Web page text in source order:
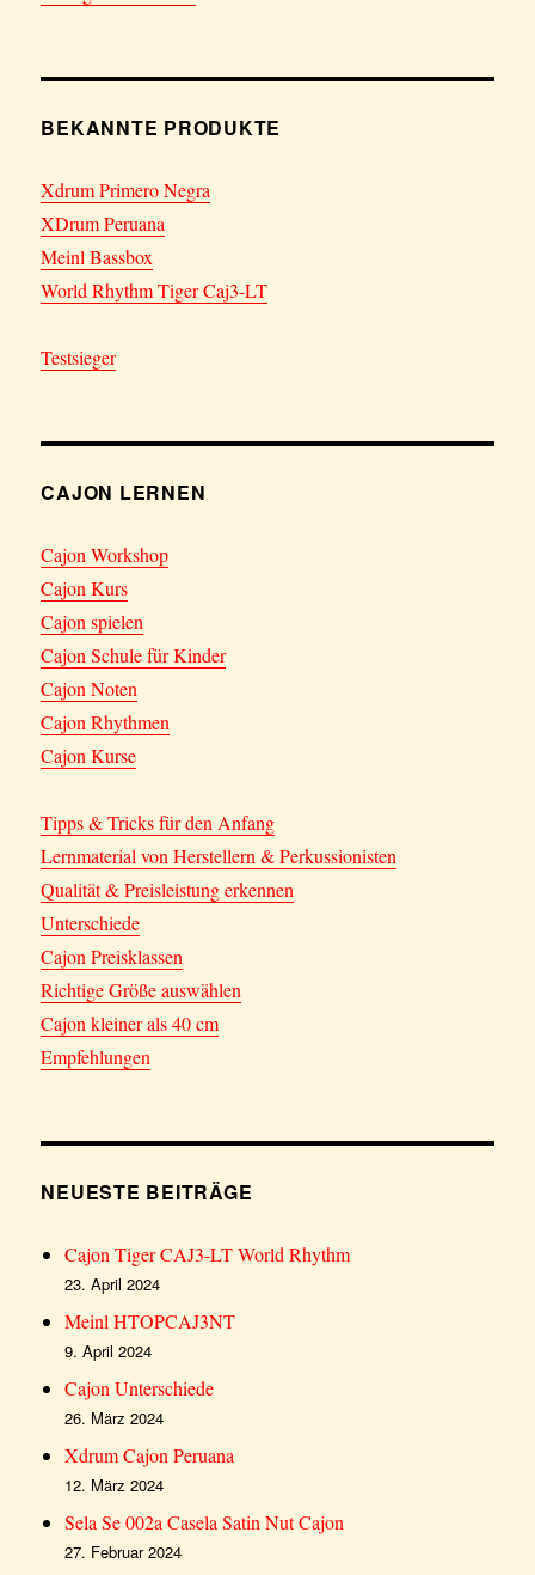
BEKANNTE PRODUKTE
Xdrum Primero Negra
XDrum Peruana
Meinl Bassbox
World Rhythm Tiger Caj3-LT
Testsieger
CAJON LERNEN
Cajon Workshop
Cajon Kurs
Cajon spielen
Cajon Schule für Kinder
Cajon Noten
Cajon Rhythmen
Cajon Kurse
Tipps & Tricks für den Anfang
Lernmaterial von Herstellern & Perkussionisten
Qualität & Preisleistung erkennen
Unterschiede
Cajon Preisklassen
Richtige Größe auswählen
Cajon kleiner als 40 cm
Empfehlungen
NEUESTE BEITRÄGE
Cajon Tiger CAJ3-LT World Rhythm
23. April 2024
Meinl HTOPCAJ3NT
9. April 2024
Cajon Unterschiede
26. März 2024
Xdrum Cajon Peruana
12. März 2024
Sela Se 002a Casela Satin Nut Cajon
27. Februar 2024